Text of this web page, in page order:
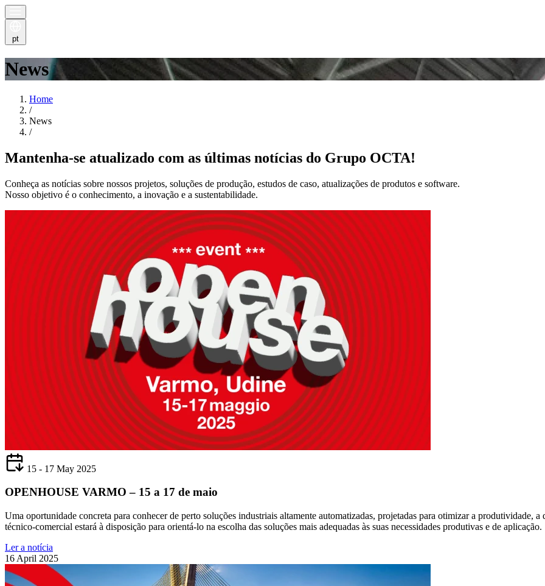
pt
News
Home
/
News
/
Mantenha-se atualizado com as últimas notícias do Grupo OCTA!
Conheça as notícias sobre nossos projetos, soluções de produção, estudos de caso, atualizações de produtos e software.
Nosso objetivo é o conhecimento, a inovação e a sustentabilidade.
15 - 17 May 2025
OPENHOUSE VARMO – 15 a 17 de maio
Uma oportunidade concreta para conhecer de perto soluções industriais altamente automatizadas, projetadas para otimizar a produtividade,
técnico-comercial estará à disposição para orientá-lo na escolha das soluções mais adequadas às suas necessidades produtivas e de aplicação.
Ler a notícia
16 April 2025